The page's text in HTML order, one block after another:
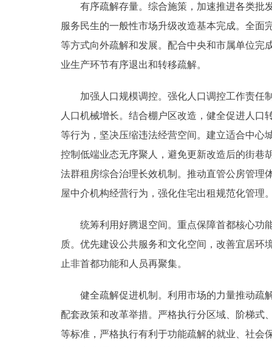
有序疏解存量。综合施策，加速推进各类批发
服务民生的一般性市场升级改造基本完成。全
等方式向外疏解和发展。配合中央和市属单位完
业生产环节有序退出和转移疏解。
加强人口规模调控。强化人口调控工作责任制
人口机械增长。结合棚户区改造，健全促进人
等行为，坚决压缩违法经营空间。建立适合中心
控制低端业态无序聚人，避免更新改造后的街巷
法群租房综合治理长效机制。推动直管公房管理
屋中介机构经营行为，强化住宅出租规范化管理
统筹利用好腾退空间。重点保障首都核心功能
质。优先建设公共服务和文化空间，改善宜居环
止非首都功能和人员再聚集。
健全疏解促进机制。利用市场的力量推动疏解
配套政策和改革举措。严格执行分区域、阶梯式
等标准，严格执行有利于功能疏解的就业、社会